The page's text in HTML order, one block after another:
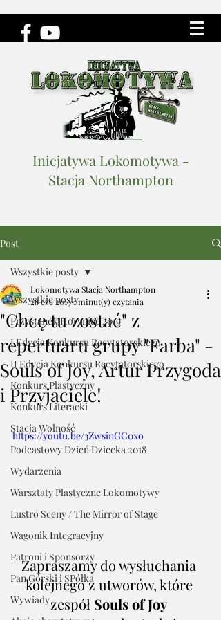
Inicjatywa Lokomotywa -
Stacja Northampton
Post
Wszystkie posty
Przystanek Horyniec 2019
I Edycja Konkursu Recytatorskiego
II Edycja Konkursu Recytatorskiego
Konkurs Plastyczny
Konkurs Literacki
Stacja Wolność
Podcastowy Dzień Dziecka 2018
Wydarzenia
Warsztaty Plastyczne Lokomotywy
Lustro Sceny / The Mirror of Stage
Wagonik Integracyjny
Patroni i Sponsorzy
Pan Górski i SPółka
Wywiady
Wszystkie posty
"Chcę tu zostać" z
repertuaru grupy "Farba" -
Souls of Joy, Artur Przygoda
i Przyjaciele!
Lokomotywa Stacja Northampton
28 cze 20191 minut(y) czytania
https://youtu.be/3ZwsinGC0xo
Zapraszamy do wysłuchania
kolejnego z utworów, które
zespół Souls of Joy